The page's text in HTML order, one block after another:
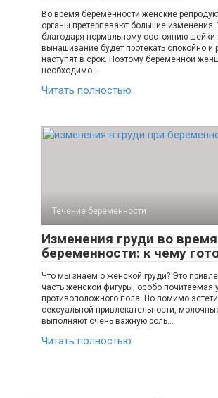
Во время беременности женские
органы претерпевают большие изменения.
благодаря нормальному состоянию шейки
вынашивание будет протекать спокойно и
наступят в срок. Поэтому беременной
необходимо…
Читать полностью
Течение беременности
Изменения груди во время
беременности: к чему
Что мы знаем о женской груди? Это
часть женской фигуры, особо почитаемая
противоположного пола. Но помимо
сексуальной привлекательности,
выполняют очень важную роль…
Читать полностью